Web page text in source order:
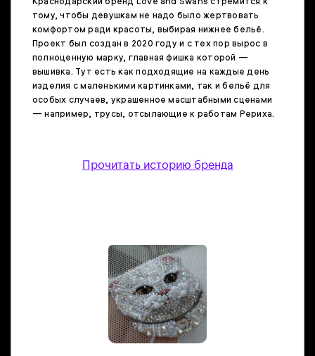
тому, чтобы девушкам не надо было жертвовать
комфортом ради красоты, выбирая нижнее бельё.
Проект был создан в 2020 году и с тех пор вырос в
полноценную марку, главная фишка которой —
вышивка. Тут есть как подходящие на каждые день
изделия с маленькими картинками, так и бельё для
особых случаев, украшенное масштабными сценами
— например, трусы, отсылающие к работам Рериха.
Прочитать историю бренда